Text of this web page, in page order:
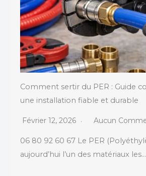
Comment sertir du PER : Guide
une installation fiable et durable
Février 12, 2026 Aucun
06 80 92 60 67 Le PER
aujourd’hui l’un des matériaux les…